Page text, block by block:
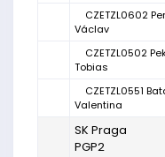
CZETZL0602
Václav
CZETZL0502
Tobias
CZETZL0551
Valentina
SK Praga
PGP2